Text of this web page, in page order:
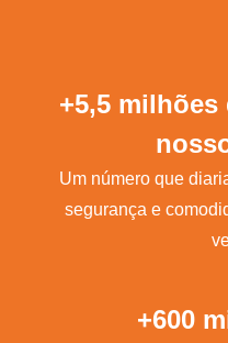
+5,5
Um número que
segurança e
+600